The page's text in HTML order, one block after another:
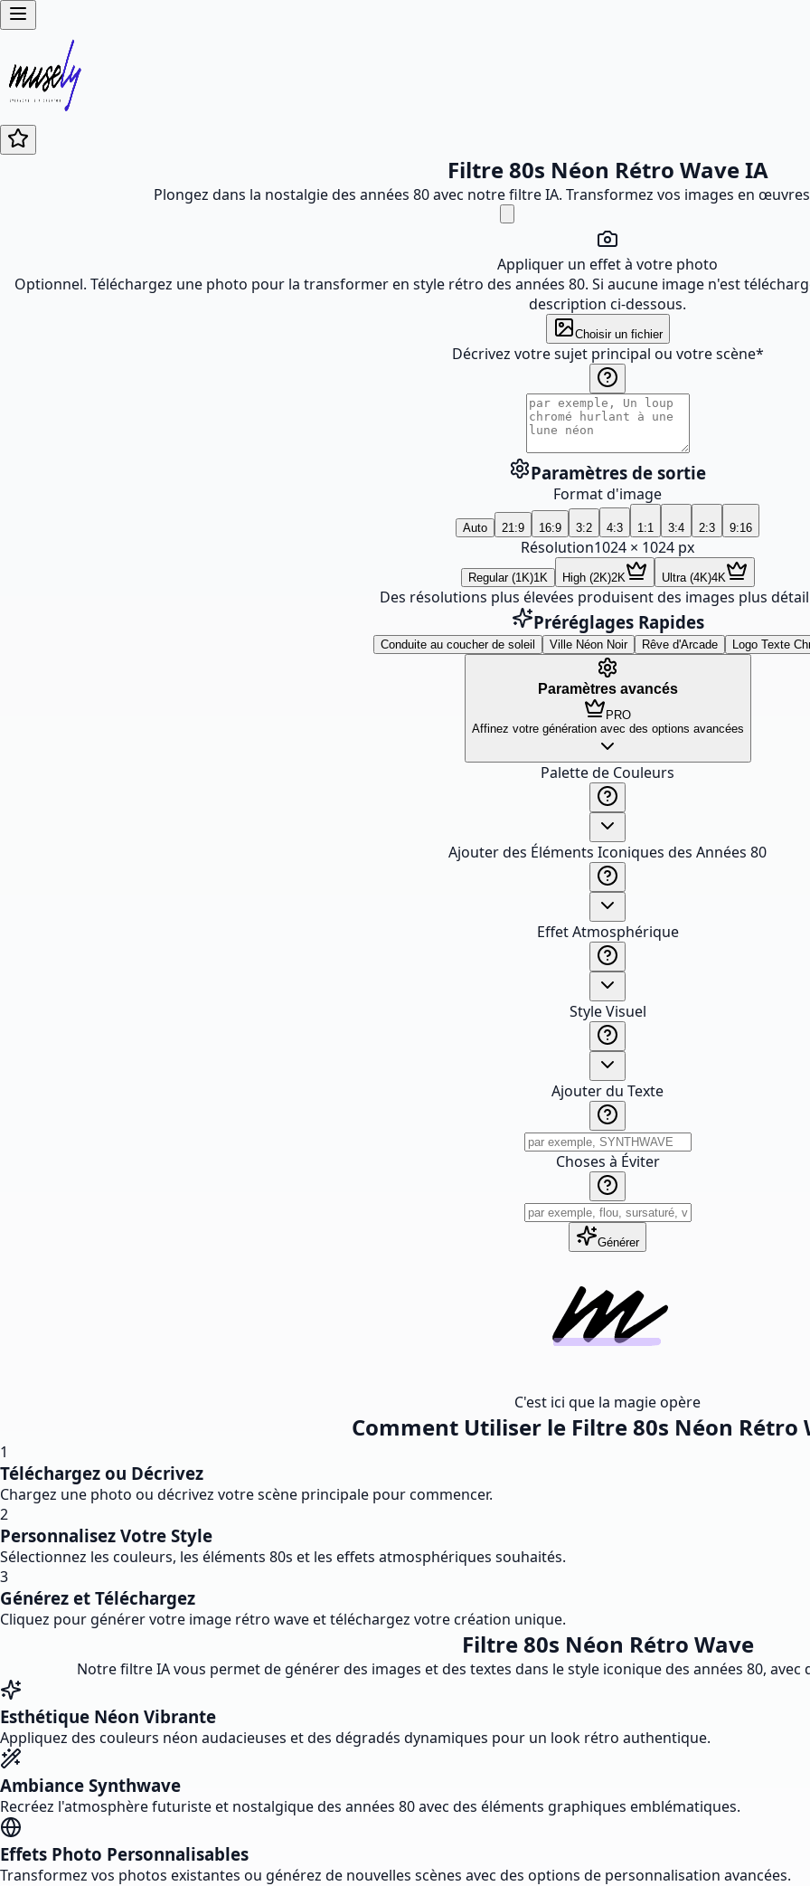
Filtre 80s Néon Rétro Wave IA
Plongez dans la nostalgie des années 80 avec notre filtre IA. Transformez vos images en
Appliquer un effet à votre photo
Optionnel. Téléchargez une photo pour la transformer en style rétro des années 80. Si aucune image n'est
description ci-dessous.
Choisir un fichier
Décrivez votre sujet principal ou votre scène*
Paramètres de sortie
Format d'image
Auto 21:9 16:9 3:2 4:3 1:1 3:4 2:3 9:16
Résolution1024 × 1024 px
Regular (1K)1K High (2K)2K Ultra (4K)4K
Des résolutions plus élevées produisent des images plus
Préréglages Rapides
Conduite au coucher de soleil Ville Néon Noir Rêve d'Arcade Logo Texte
Paramètres avancés
PRO
Affinez votre génération avec des options avancées
Palette de Couleurs
Ajouter des Éléments Iconiques des Années 80
Effet Atmosphérique
Style Visuel
Ajouter du Texte
Choses à Éviter
Générer
C'est ici que la magie opère
Comment Utiliser le Filtre 80s Néon Rétro
1
Téléchargez ou Décrivez
Chargez une photo ou décrivez votre scène principale pour commencer.
2
Personnalisez Votre Style
Sélectionnez les couleurs, les éléments 80s et les effets atmosphériques souhaités.
3
Générez et Téléchargez
Cliquez pour générer votre image rétro wave et téléchargez votre création unique.
Filtre 80s Néon Rétro Wave
Notre filtre IA vous permet de générer des images et des textes dans le style iconique des années 80,
Esthétique Néon Vibrante
Appliquez des couleurs néon audacieuses et des dégradés dynamiques pour un look rétro authentique.
Ambiance Synthwave
Recréez l'atmosphère futuriste et nostalgique des années 80 avec des éléments graphiques emblématiques.
Effets Photo Personnalisables
Transformez vos photos existantes ou générez de nouvelles scènes avec des options de personnalisation avancées.